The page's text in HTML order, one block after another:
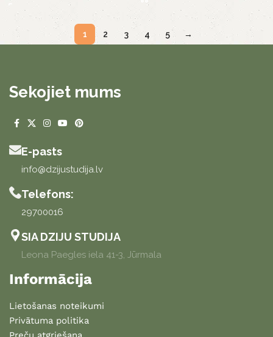
1 2 3 4 5 →
Sekojiet mums
E-pasts
info@dzijustudija.lv
Telefons:
29700016
SIA DZIJU STUDIJA
Leona Paegles iela 41-3, Jūrmala
Informācija
Lietošanas noteikumi
Privātuma politika